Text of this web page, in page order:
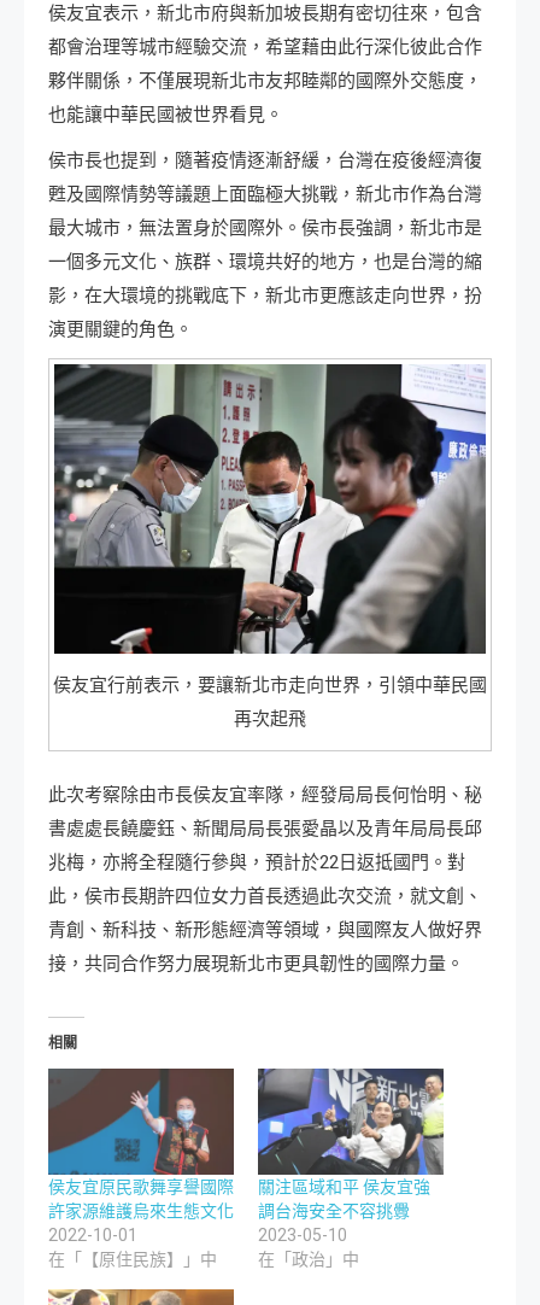
侯友宜表示，新北市府與新加坡長期有密切往來，包含
都會治理等城市經驗交流，希望藉由此行深化彼此合作
夥伴關係，不僅展現新北市友邦睦鄰的國際外交態度，
也能讓中華民國被世界看見。
侯市長也提到，隨著疫情逐漸舒緩，台灣在疫後經濟復
甦及國際情勢等議題上面臨極大挑戰，新北市作為台灣
最大城市，無法置身於國際外。侯市長強調，新北市是
一個多元文化、族群、環境共好的地方，也是台灣的縮
影，在大環境的挑戰底下，新北市更應該走向世界，扮
演更關鍵的角色。
侯友宜行前表示，要讓新北市走向世界，引領中華民國
再次起飛
此次考察除由市長侯友宜率隊，經發局局長何怡明、秘
書處處長饒慶鈺、新聞局局長張愛晶以及青年局局長邱
兆梅，亦將全程隨行參與，預計於22日返抵國門。對
此，侯市長期許四位女力首長透過此次交流，就文創、
青創、新科技、新形態經濟等領域，與國際友人做好界
接，共同合作努力展現新北市更具韌性的國際力量。
相關
侯友宜原民歌舞享譽國際
許家源維護烏來生態文化
2022-10-01
在「【原住民族】」中
關注區域和平 侯友宜強
調台海安全不容挑釁
2023-05-10
在「政治」中